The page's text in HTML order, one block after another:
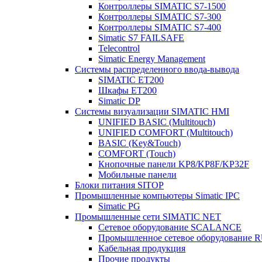
Контроллеры SIMATIC S7-1500
Контроллеры SIMATIC S7-300
Контроллеры SIMATIC S7-400
Simatic S7 FAILSAFE
Telecontrol
Simatic Energy Management
Системы распределенного ввода-вывода
SIMATIC ET200
Шкафы ET200
Simatic DP
Системы визуализации SIMATIC HMI
UNIFIED BASIC (Multitouch)
UNIFIED COMFORT (Multitouch)
BASIC (Key&Touch)
COMFORT (Touch)
Кнопочные панели KP8/KP8F/KP32F
Мобильные панели
Блоки питания SITOP
Промышленные компьютеры Simatic IPC
Simatic PG
Промышленные сети SIMATIC NET
Сетевое оборудование SCALANCE
Промышленное сетевое оборудование
Кабельная продукция
Прочие продукты